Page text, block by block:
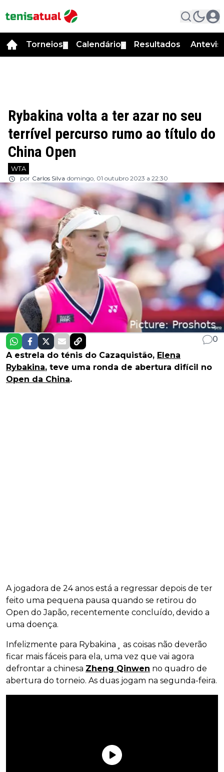
Torneios Calendário Resultados
Rybakina volta a ter azar no seu
terrível percurso rumo ao título do
China Open
WTA
por Carlos Silva domingo, 01 outubro 2023 a 22:30
0
A estrela do ténis do Cazaquistão, Elena
Rybakina, teve uma ronda de abertura difícil no
Open da China.
A jogadora de 24 anos está a regressar depois de ter
feito uma pequena pausa quando se retirou do
Open do Japão, recentemente concluído, devido a
uma doença.
Infelizmente para Rybakina¸ as coisas não deverão
ficar mais fáceis para ela, uma vez que vai agora
defrontar a chinesa Zheng Qinwen no quadro de
abertura do torneio. As duas jogam na segunda-feira.